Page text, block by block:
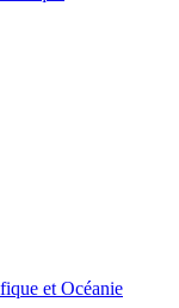
et Océanie